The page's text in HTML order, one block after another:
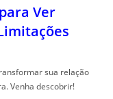
Ver
sua relação
Venha descobrir!